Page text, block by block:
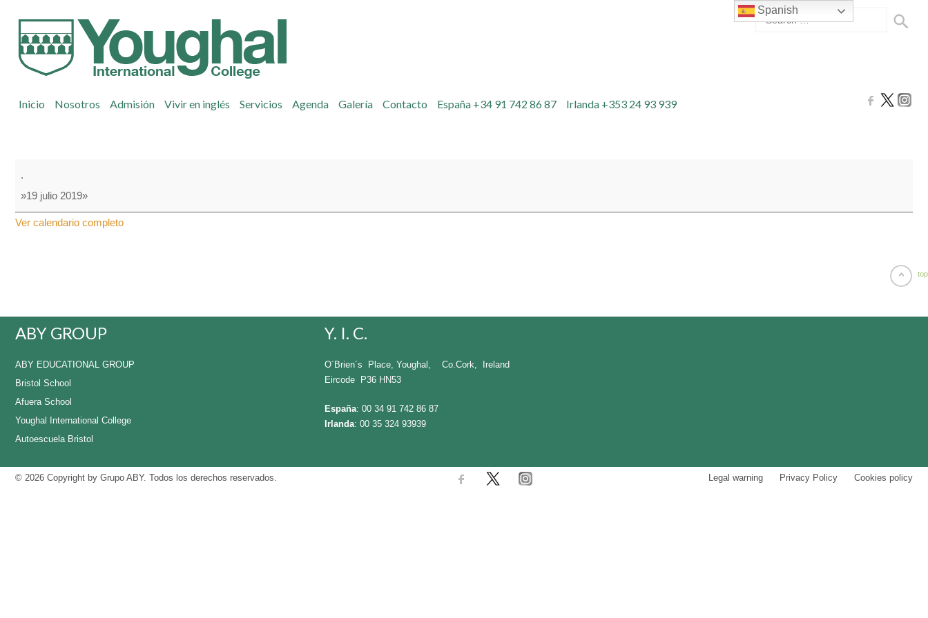
Inicio Nosotros Admisión Vivir en inglés Servicios Agenda Galería Contacto España +34 91 742 86 87 Irlanda +353 24 93 939
Group
Thomond
Park
.
»19 julio 2019»
Ver calendario completo
top
ABY GROUP
ABY EDUCATIONAL GROUP
Bristol School
Afuera School
Youghal International College
Autoescuela Bristol
Y. I. C.
O´Brien´s Place, Youghal, Co.Cork, Ireland
Eircode P36 HN53
España: 00 34 91 742 86 87
Irlanda: 00 35 324 93939
Legal warning Privacy Policy Cookies policy
© 2026 Copyright by Grupo ABY. Todos los derechos reservados.
Spanish